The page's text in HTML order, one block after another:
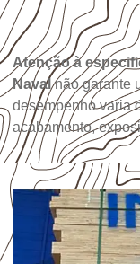
Atenção à
Navalnão garante
desempenho varia
acabamento,